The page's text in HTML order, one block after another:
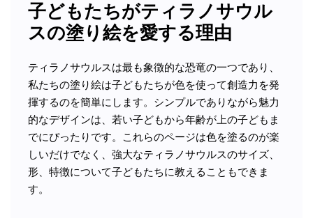
子どもたちがティラノサウル
スの塗り絵を愛する理由
ティラノサウルスは最も象徴的な恐竜の一つであり、
私たちの塗り絵は子どもたちが色を使って創造力を発
揮するのを簡単にします。シンプルでありながら魅力
的なデザインは、若い子どもから年齢が上の子どもま
でにぴったりです。これらのページは色を塗るのが楽
しいだけでなく、強大なティラノサウルスのサイズ、
形、特徴について子どもたちに教えることもできま
す。